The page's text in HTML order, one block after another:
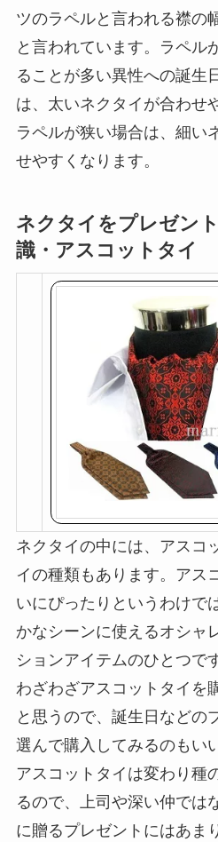
ツのラペルと言われる襟の
と言われています。ラペル
ることが多い異性への誕生
は、太いネクタイが合わせ
ラペルが狭い場合は、細い
せやすくなります。
ネクタイをプレゼン
識・アスコットタイ
ネクタイの中には、アスコ
イの種類もあります。アス
いにぴったりというわけで
かなシーンに使えるオシャ
ションアイテムのひとつで
わざわざアスコットタイを
と思うので、誕生日などの
選んで購入してみるのもい
アスコットタイは変わり種
るので、上司や深い仲では
に贈るプレゼントにはあま